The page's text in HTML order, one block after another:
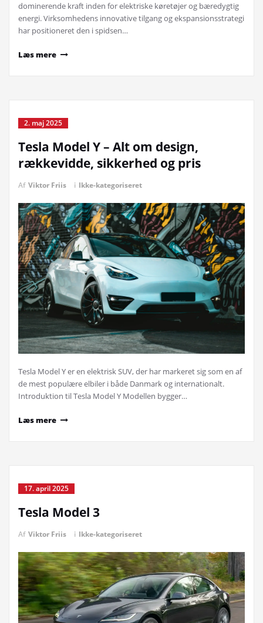
dominerende kraft inden for elektriske køretøjer og bæredygtig
energi. Virksomhedens innovative tilgang og ekspansionsstrategi
har positioneret den i spidsen…
Læs mere
2. maj 2025
Tesla Model Y – Alt om design,
rækkevidde, sikkerhed og pris
Af Viktor Friis i Ikke-kategoriseret
Tesla Model Y er en elektrisk SUV, der har markeret sig som en af
de mest populære elbiler i både Danmark og internationalt.
Introduktion til Tesla Model Y Modellen bygger…
Læs mere
17. april 2025
Tesla Model 3
Af Viktor Friis i Ikke-kategoriseret